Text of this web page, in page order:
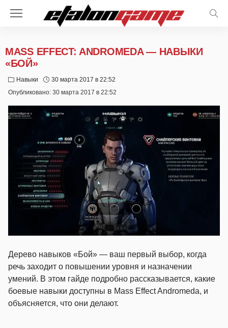
MASS EFFECT: ANDROMEDA — НАВЫКИ
«БОЙ»
Навыки
30 марта 2017 в 22:52
Опубликовано: 30 марта 2017 в 22:52
Дерево навыков «Бой» — ваш первый выбор, когда
речь заходит о повышении уровня и назначении
умений. В этом гайде подробно рассказывается, какие
боевые навыки доступны в Mass Effect Andromeda, и
объясняется, что они делают.